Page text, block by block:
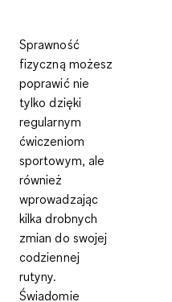
Sprawność
fizyczną możesz
poprawić nie
tylko dzięki
regularnym
ćwiczeniom
sportowym, ale
również
wprowadzając
kilka drobnych
zmian do swojej
codziennej
rutyny.
Świadomie